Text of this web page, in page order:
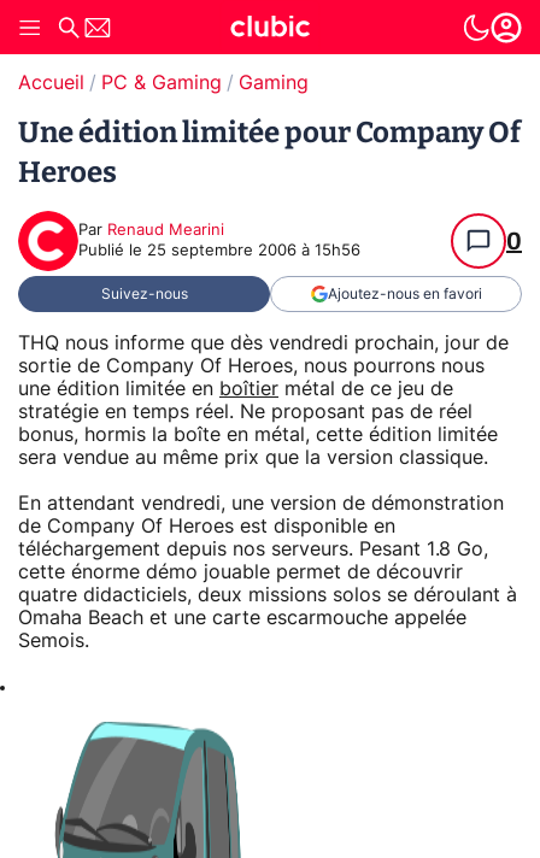
Accueil PC & Gaming Gaming
Une édition limitée pour Company Of
Heroes
Par Renaud Mearini
Publié le 25 septembre 2006 à 15h56 0
Suivez-nous Ajoutez-nous en favori
THQ nous informe que dès vendredi prochain, jour de
sortie de Company Of Heroes, nous pourrons nous
une édition limitée en boîtier métal de ce jeu de
stratégie en temps réel. Ne proposant pas de réel
bonus, hormis la boîte en métal, cette édition limitée
sera vendue au même prix que la version classique.
En attendant vendredi, une version de démonstration
de Company Of Heroes est disponible en
téléchargement depuis nos serveurs. Pesant 1.8 Go,
cette énorme démo jouable permet de découvrir
quatre didacticiels, deux missions solos se déroulant à
Omaha Beach et une carte escarmouche appelée
Semois.